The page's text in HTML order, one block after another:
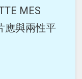
MES
應與兩性平